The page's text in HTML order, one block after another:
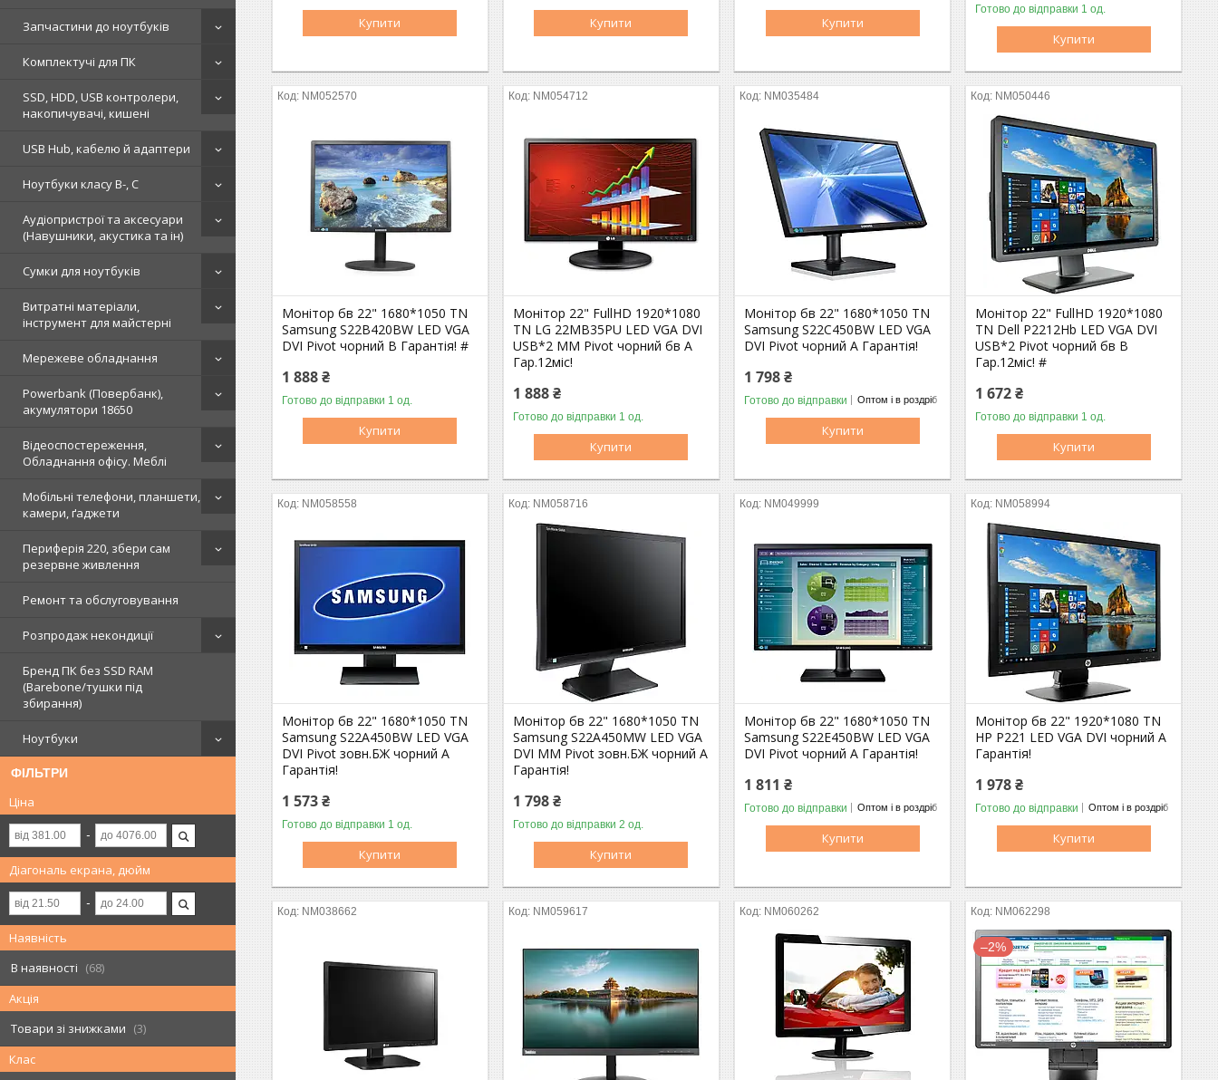
Запчастини до ноутбуків
Комплектучі для ПК
SSD, HDD, USB контролери,
накопичувачі, кишені
USB Hub, кабелю й адаптери
Ноутбуки класу B-, C
Аудіопристрої та аксесуари
(Навушники, акустика та ін)
Сумки для ноутбуків
Витратні матеріали,
інструмент для майстерні
Мережеве обладнання
Powerbank (Повербанк),
акумулятори 18650
Відеоспостереження,
Обладнання офісу. Меблі
Мобільні телефони, планшети,
камери, ґаджети
Периферія 220, збери сам
резервне живлення
Ремонт та обслуговування
Розпродаж некондиції
Бренд ПК без SSD RAM
(Barebone/тушки під
збирання)
Ноутбуки
ФІЛЬТРИ
Ціна
Діагональ екрана, дюйм
Наявність
В наявності
68
Акція
Товари зі знижками
3
Клас
Купити Купити Купити
Готово до відправки 1 од.
Купити
NM052570
Монітор бв 22" 1680*1050 TN
Samsung S22B420BW LED VGA
DVI Pivot чорний B Гарантія! #
1 888 ₴
Готово до відправки 1 од.
Купити
NM054712
Монітор 22" FullHD 1920*1080
TN LG 22MB35PU LED VGA DVI
USB*2 MM Pivot чорний бв A
Гар.12міс!
1 888 ₴
Готово до відправки 1 од.
Купити
NM035484
Монітор бв 22" 1680*1050 TN
Samsung S22C450BW LED VGA
DVI Pivot чорний A Гарантія!
1 798 ₴
Готово до відправки Оптом і в роздріб
Купити
NM050446
Монітор 22" FullHD 1920*1080
TN Dell P2212Hb LED VGA DVI
USB*2 Pivot чорний бв B
Гар.12міс! #
1 672 ₴
Готово до відправки 1 од.
Купити
NM058558
Монітор бв 22" 1680*1050 TN
Samsung S22A450BW LED VGA
DVI Pivot зовн.БЖ чорний A
Гарантія!
1 573 ₴
Готово до відправки 1 од.
Купити
NM058716
Монітор бв 22" 1680*1050 TN
Samsung S22A450MW LED VGA
DVI MM Pivot зовн.БЖ чорний A
Гарантія!
1 798 ₴
Готово до відправки 2 од.
Купити
NM049999
Монітор бв 22" 1680*1050 TN
Samsung S22E450BW LED VGA
DVI Pivot чорний A Гарантія!
1 811 ₴
Готово до відправки Оптом і в роздріб
Купити
NM058994
Монітор бв 22" 1920*1080 TN
HP P221 LED VGA DVI чорний A
Гарантія!
1 978 ₴
Готово до відправки Оптом і в роздріб
Купити
NM038662 NM059617 NM060262 NM062298
–2%